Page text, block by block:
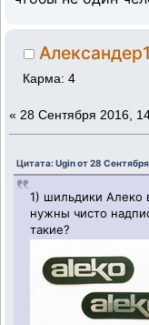
Карма: 4
« 28 Сентября 2016,
Цитата: Ugin от 28
1) шильдики Алеко
нужны чисто
такие?